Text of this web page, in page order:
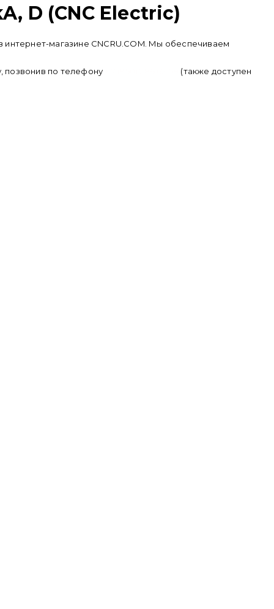
D (CNC Electric)
интернет-магазине CNCRU.COM. Мы обеспечиваем
позвонив по телефону
(также доступен